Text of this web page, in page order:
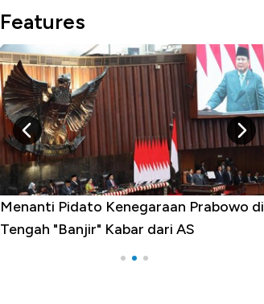
Features
Menanti Pidato Kenegaraan Prabowo di
Tengah "Banjir" Kabar dari AS